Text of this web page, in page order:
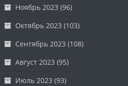
Ноябрь 2023 (96)
Октябрь 2023 (103)
Сентябрь 2023 (108)
Август 2023 (95)
Июль 2023 (93)